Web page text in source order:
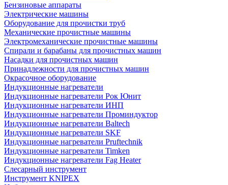
Бензиновые аппараты
Электрические машины
Оборудование для прочистки труб
Механические прочистные машины
Электромеханические прочистные машины
Спирали и барабаны для прочистных машин
Насадки для прочистных машин
Принадлежности для прочистных машин
Окрасочное оборудование
Индукционные нагреватели
Индукционные нагреватели Рок Юнит
Индукционные нагреватели ИНП
Индукционные нагреватели Проминдуктор
Индукционные нагреватели Baltech
Индукционные нагреватели SKF
Индукционные нагреватели Pruftechnik
Индукционные нагреватели Timken
Индукционные нагреватели Fag Heater
Слесарный инструмент
Инструмент KNIPEX